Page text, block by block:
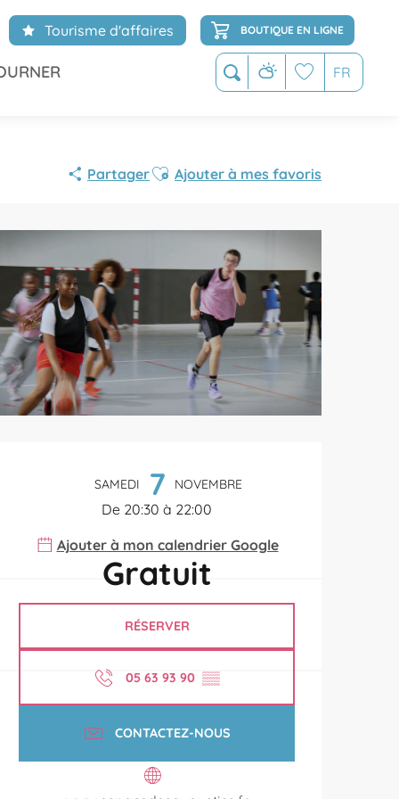
Recherche FR
Tourisme d'affaires BOUTIQUE EN LIGNE
PartagerAjouter aux favoris
Ajouter à mes favoris
SAMEDI 7 NOVEMBRE
De 20:30 à 22:00
Ajouter à mon calendrier Google
Gratuit
RÉSERVER
05 63 93 90 ▒▒
CONTACTEZ-NOUS